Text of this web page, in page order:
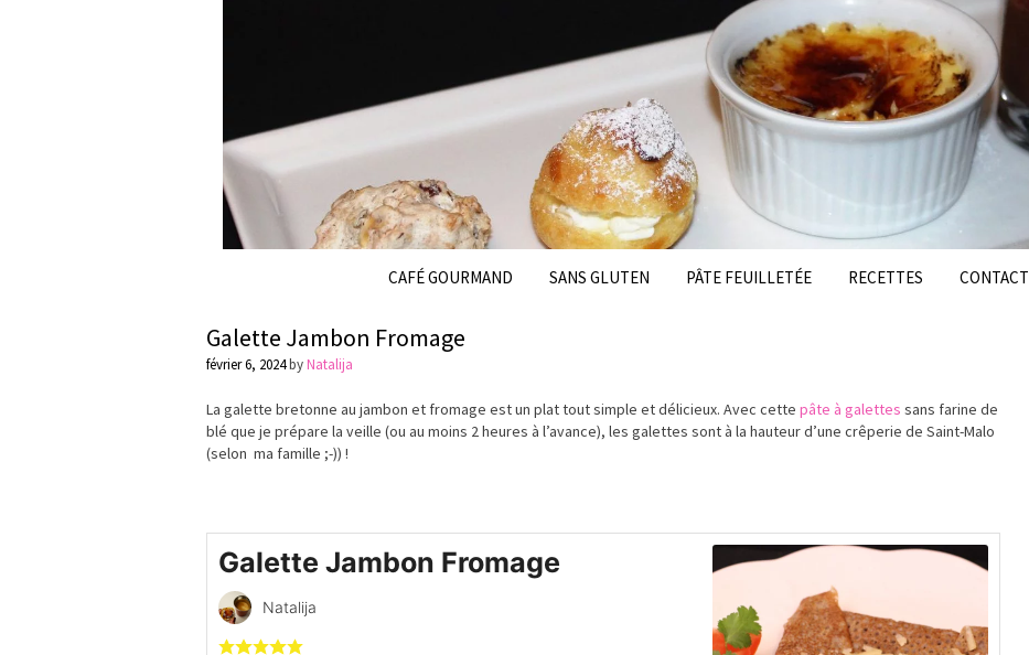
CAFÉ GOURMAND SANS GLUTEN PÂTE FEUILLETÉE RECETTES CONTACT
Galette Jambon Fromage
février 6, 2024byNatalija
La galette bretonne au jambon et fromage est un plat tout simple et délicieux. Avec cette pâte à galettes sans farine de
blé que je prépare la veille (ou au moins 2 heures à l’avance), les galettes sont à la hauteur d’une crêperie de Saint-Malo
(selon ma famille ;-)) !
Galette Jambon Fromage
Natalija